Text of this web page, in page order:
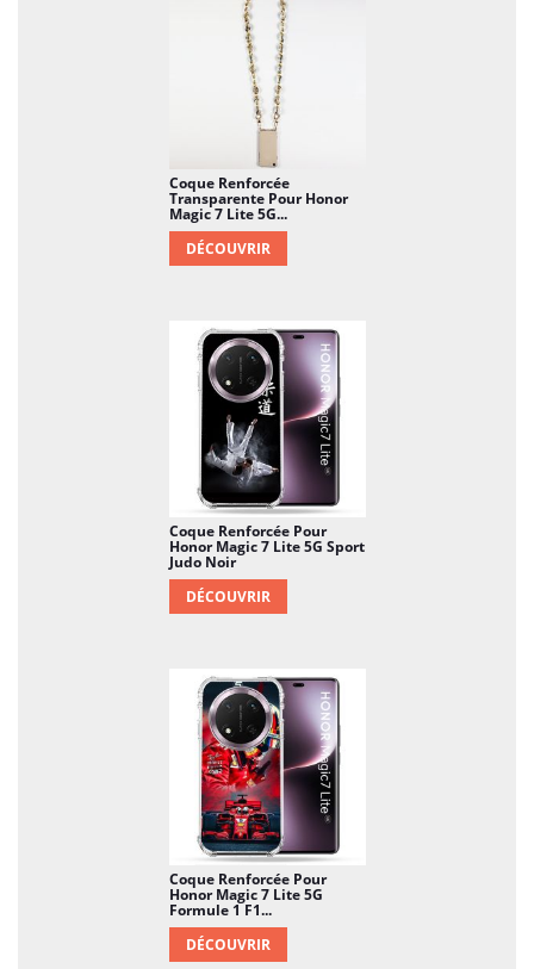
Coque Renforcée
Transparente Pour Honor
Magic 7 Lite 5G...
DÉCOUVRIR
Coque Renforcée Pour
Honor Magic 7 Lite 5G Sport
Judo Noir
DÉCOUVRIR
Coque Renforcée Pour
Honor Magic 7 Lite 5G
Formule 1 F1...
DÉCOUVRIR